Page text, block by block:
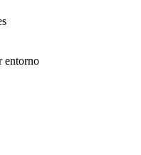
entorno